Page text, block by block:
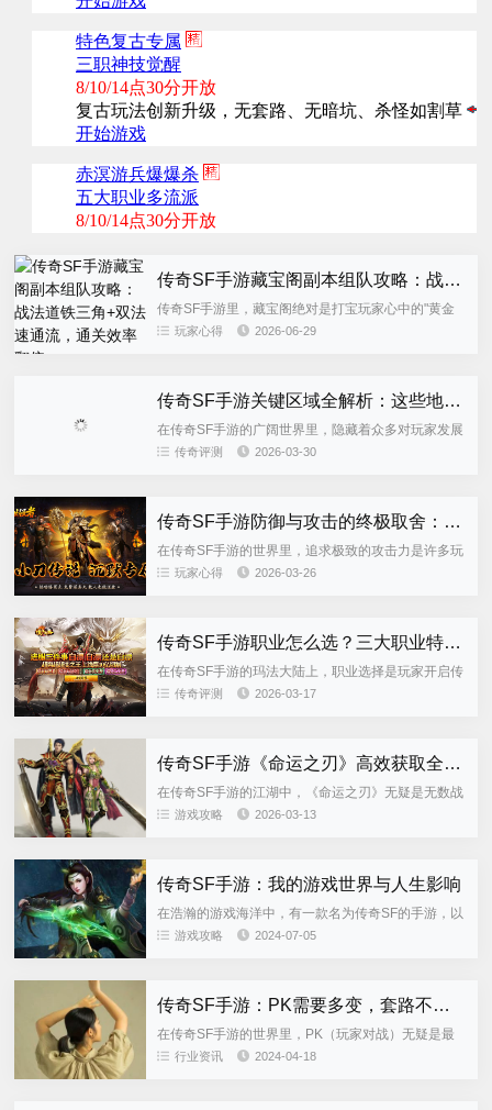
传奇SF手游藏宝阁副本组队攻略：战法道铁三角+双法速通流，通关效率翻倍
传奇SF手游里，藏宝阁绝对是打宝玩家心中的"黄金
圣地"——BOSS密集、掉落丰厚、元宝和高级装备遍
玩家心得 2026-06-29
传奇SF手游关键区域全解析：这些地方你绝对不能错过
在传奇SF手游的广阔世界里，隐藏着众多对玩家发展
至关重要的区域。无论是新手玩家快速成长，还是老
传奇评测 2026-03-30
传奇SF手游防御与攻击的终极取舍：打造不败角色的核心策略
在传奇SF手游的世界里，追求极致的攻击力是许多玩
家的本能。看着屏幕上跳出高额伤害数字的快感，以
玩家心得 2026-03-26
传奇SF手游职业怎么选？三大职业特性全解析
在传奇SF手游的玛法大陆上，职业选择是玩家开启传
奇之旅的关键第一步。战士、法师、道士三大经典职
传奇评测 2026-03-17
传奇SF手游《命运之刃》高效获取全攻略：地图、技巧与路线详解
在传奇SF手游的江湖中，《命运之刃》无疑是无数战
士梦寐以求的神兵利器。它不仅象征着顶尖的战力，
游戏攻略 2026-03-13
传奇SF手游：我的游戏世界与人生影响
在浩瀚的游戏海洋中，有一款名为传奇SF的手游，以
其独特的魅力深深地吸引了我，并在我的人生旅途中
游戏攻略 2024-07-05
传奇SF手游：PK需要多变，套路不可重复
在传奇SF手游的世界里，PK（玩家对战）无疑是最
令人热血沸腾的环节之一。但你知道吗？在PK中，如
行业资讯 2024-04-18